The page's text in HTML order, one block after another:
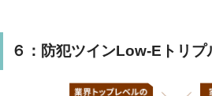
６：防犯ツインLow-Eトリプ